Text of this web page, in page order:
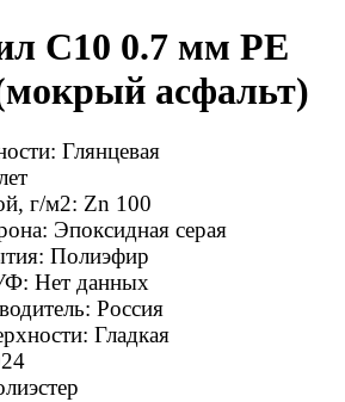
С10 0.7 мм PE
асфальт)
Глянцевая
г/м2: Zn 100
Эпоксидная серая
Полиэфир
Нет данных
Россия
Гладкая